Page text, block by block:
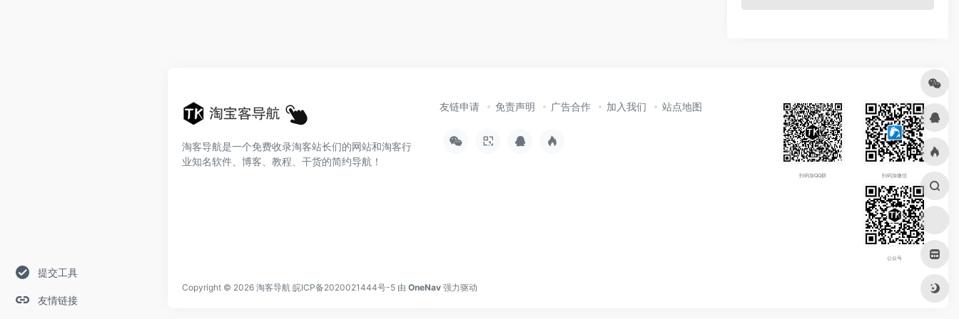
提交工具
友情链接
淘客导航是一个免费收录淘客站长们的网站和淘客行
业知名软件、博客、教程、干货的简约导航！
友链申请 免责声明 广告合作 加入我们 站点地图
扫码加QQ群 扫码加微信
公众号
Copyright © 2026 淘客导航 皖ICP备2020021444号-5 由 OneNav 强力驱动